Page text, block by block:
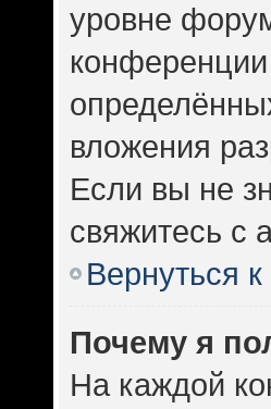
уровне
вложения
Если вы не
свяжитесь с
Вернуться
Почему я
На каждой